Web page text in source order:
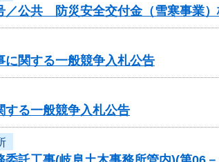
／公共 防災安全交付金（雪寒事業
に関する一般競争入札公告
する一般競争入札公告